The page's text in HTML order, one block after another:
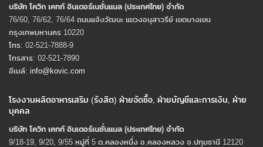
บริษัท โควิก เคทท์ อินเตอร์เนชั่นแนล (ประเทศไทย) จํากัด
76/60, 76/62, 76/64 ถนนแจ้งวัฒนะ แขวงอนุสาวรีย์ เขตบางเขน
กรุงเทพมหานคร 10220
โทร: 02-521-7888-9
โทรสาร: 02-521-7890
อีเมล์: info@kovic.com
โรงงานผลิตอาหารเสริม (รังสิต) ฝ่ายจัดซื้อ, ฝ่ายบัญชีและการเงิน, ฝ่าย
บุคคล
บริษัท โควิก เคทท์ อินเตอร์เนชั่นแนล (ประเทศไทย) จํากัด
9/18-19, 9/20, 9/55 หมู่ที่ 5 ต.คลองหนึ่ง อ.คลองหลวง จ.ปทุมธานี 12120